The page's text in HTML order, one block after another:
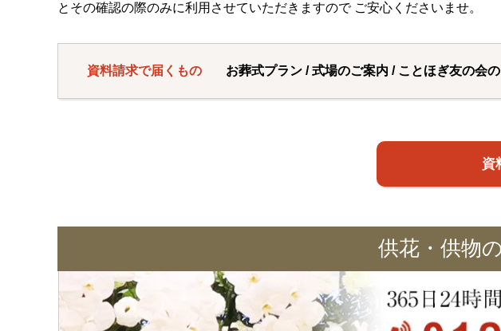
とその確認の際のみに利用させていただきますので ご安心くださいませ。
資料請求で届くもの お葬式プラン / 式場のご案内 / ことほぎ友の会
資
供花・供物